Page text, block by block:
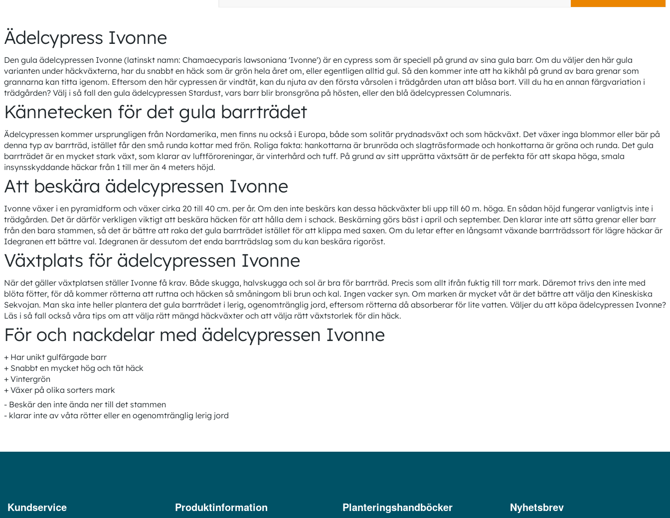
Ädelcypress Ivonne
Den gula ädelcypressen Ivonne (latinskt namn: Chamaecyparis lawsoniana 'Ivonne') är en cypress som är speciell på grund av sina gula barr. Om du väljer den här gula
varianten under häckväxterna, har du snabbt en häck som är grön hela året om, eller egentligen alltid gul. Så den kommer inte att ha kikhål på grund av bara grenar som
grannarna kan titta igenom. Eftersom den här cypressen är vindtät, kan du njuta av den första vårsolen i trädgården utan att blåsa bort. Vill du ha en annan färgvariation i
trädgården? Välj i så fall den gula ädelcypressen Stardust, vars barr blir bronsgröna på hösten, eller den blå ädelcypressen Columnaris.
Kännetecken för det gula barrträdet
Ädelcypressen kommer ursprungligen från Nordamerika, men finns nu också i Europa, både som solitär prydnadsväxt och som häckväxt. Det växer inga blommor eller bär på
denna typ av barrträd, istället får den små runda kottar med frön. Roliga fakta: hankottarna är brunröda och slagträsformade och honkottarna är gröna och runda. Det gula
barrträdet är en mycket stark växt, som klarar av luftföroreningar, är vinterhård och tuff. På grund av sitt upprätta växtsätt är de perfekta för att skapa höga, smala
insynsskyddande häckar från 1 till mer än 4 meters höjd.
Att beskära ädelcypressen Ivonne
Ivonne växer i en pyramidform och växer cirka 20 till 40 cm. per år. Om den inte beskärs kan dessa häckväxter bli upp till 60 m. höga. En sådan höjd fungerar vanligtvis inte i
trädgården. Det är därför verkligen viktigt att beskära häcken för att hålla dem i schack. Beskärning görs bäst i april och september. Den klarar inte att sätta grenar eller barr
från den bara stammen, så det är bättre att raka det gula barrträdet istället för att klippa med saxen. Om du letar efter en långsamt växande barrträdssort för lägre häckar är
Idegranen ett bättre val. Idegranen är dessutom det enda barrträdslag som du kan beskära rigoröst.
Växtplats för ädelcypressen Ivonne
När det gäller växtplatsen ställer Ivonne få krav. Både skugga, halvskugga och sol är bra för barrträd. Precis som allt ifrån fuktig till torr mark. Däremot trivs den inte med
blöta fötter, för då kommer rötterna att ruttna och häcken så småningom bli brun och kal. Ingen vacker syn. Om marken är mycket våt är det bättre att välja den Kineskiska
Sekvojan. Man ska inte heller plantera det gula barrträdet i lerig, ogenomtränglig jord, eftersom rötterna då absorberar för lite vatten. Väljer du att köpa ädelcypressen Ivonne?
Läs i så fall också våra tips om att välja rätt mängd häckväxter och att välja rätt växtstorlek för din häck.
För och nackdelar med ädelcypressen Ivonne
+ Har unikt gulfärgade barr
+ Snabbt en mycket hög och tät häck
+ Vintergrön
+ Växer på olika sorters mark
- Beskär den inte ända ner till det stammen
- klarar inte av våta rötter eller en ogenomtränglig lerig jord
Kundservice Produktinformation Planteringshandböcker Nyhetsbrev